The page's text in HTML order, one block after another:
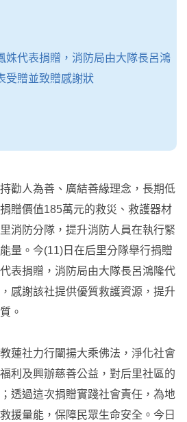
勸人為善、廣結善緣理念，長期低
贈價值185萬元的救災、救護器材
消防分隊，提升消防人員在執行緊
量。今(11)日在后里分隊舉行捐贈
表捐贈，消防局由大隊長呂鴻隆代
感謝該社提供優質救護資源，提升
。
蓮社力行闡揚大乘佛法，淨化社會
利及興辦慈善公益，對后里社區的
透過這次捐贈實踐社會責任，為地
援量能，保障民眾生命安全。今日